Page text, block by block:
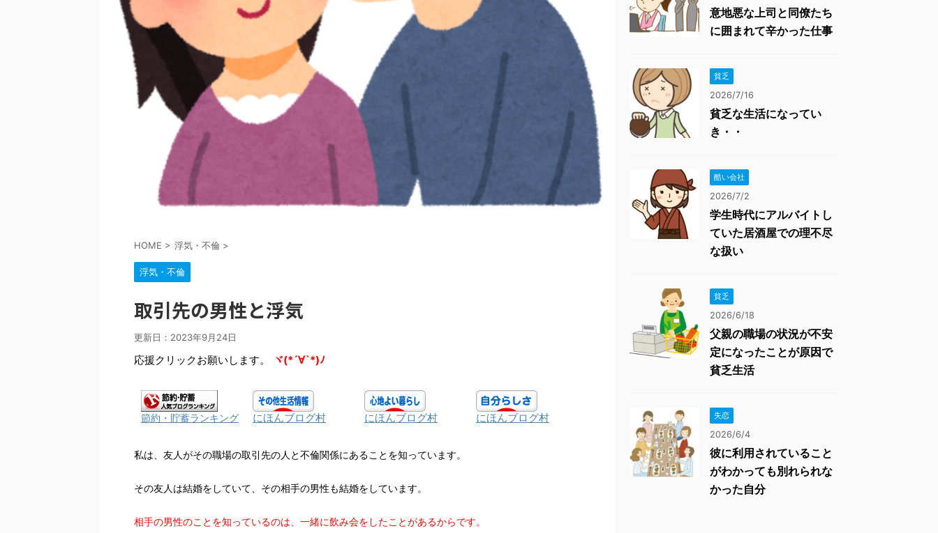
HOME > 浮気・不倫 >
浮気・不倫
取引先の男性と浮気
更新日： 2023年9月24日
応援クリックお願いします。 ヾ(*´∀`*)ﾉ
節約・貯蓄ランキング にほんブログ村 にほんブログ村 にほんブログ村
私は、友人がその職場の取引先の人と不倫関係にあることを知っています。
その友人は結婚をしていて、その相手の男性も結婚をしています。
相手の男性のことを知っているのは、一緒に飲み会をしたことがあるからです。
意地悪な上司と同僚たち
に囲まれて辛かった仕事
貧乏
2026/7/16
貧乏な生活になってい
き・・
酷い会社
2026/7/2
学生時代にアルバイトし
ていた居酒屋での理不尽
な扱い
貧乏
2026/6/18
父親の職場の状況が不安
定になったことが原因で
貧乏生活
失恋
2026/6/4
彼に利用されていること
がわかっても別れられな
かった自分